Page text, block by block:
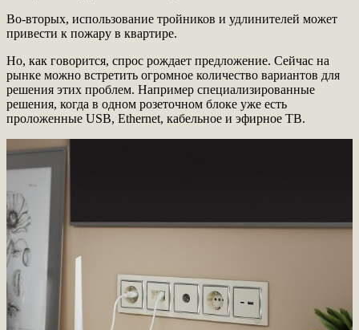
Во-вторых, использование тройников и удлинителей может
привести к пожару в квартире.
Но, как говорится, спрос рождает предложение. Сейчас на
рынке можно встретить огромное количество вариантов для
решения этих проблем. Например специализированные
решения, когда в одном розеточном блоке уже есть
проложенные USB, Ethernet, кабельное и эфирное ТВ.